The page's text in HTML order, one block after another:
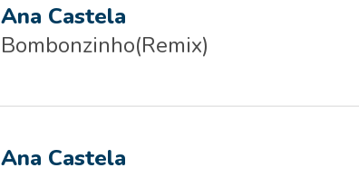
Ana Castela
Bombonzinho(Remix)
Ana Castela